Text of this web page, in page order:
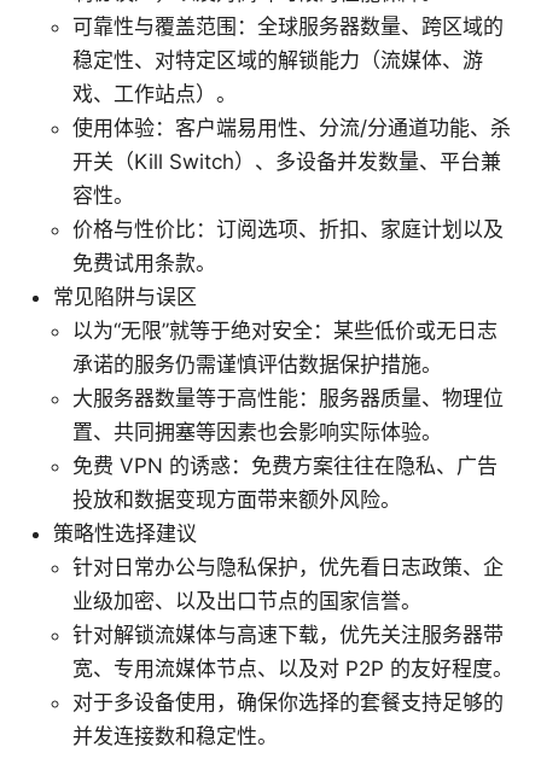
可靠性与覆盖范围：全球服务器数量、跨区域的
稳定性、对特定区域的解锁能力（流媒体、游
戏、工作站点）。
使用体验：客户端易用性、分流/分通道功能、杀
开关（Kill Switch）、多设备并发数量、平台兼
容性。
价格与性价比：订阅选项、折扣、家庭计划以及
免费试用条款。
常见陷阱与误区
以为“无限”就等于绝对安全：某些低价或无日志
承诺的服务仍需谨慎评估数据保护措施。
大服务器数量等于高性能：服务器质量、物理位
置、共同拥塞等因素也会影响实际体验。
免费 VPN 的诱惑：免费方案往往在隐私、广告
投放和数据变现方面带来额外风险。
策略性选择建议
针对日常办公与隐私保护，优先看日志政策、企
业级加密、以及出口节点的国家信誉。
针对解锁流媒体与高速下载，优先关注服务器带
宽、专用流媒体节点、以及对 P2P 的友好程度。
对于多设备使用，确保你选择的套餐支持足够的
并发连接数和稳定性。